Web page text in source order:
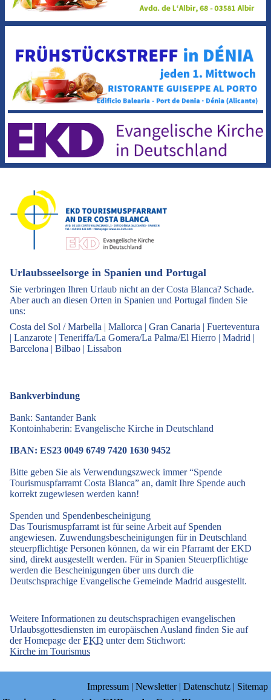
Urlaubsseelsorge in Spanien und Portugal
Sie verbringen Ihren Urlaub nicht an der Costa Blanca? Schade.
Aber auch an diesen Orten in Spanien und Portugal finden Sie
uns:
Costa del Sol / Marbella | Mallorca | Gran Canaria | Fuerteventura
| Lanzarote | Teneriffa/La Gomera/La Palma/El Hierro | Madrid |
Barcelona | Bilbao | Lissabon
Bankverbindung
Bank: Santander Bank
Kontoinhaberin: Evangelische Kirche in Deutschland
IBAN: ES23 0049 6749 7420 1630 9452
Bitte geben Sie als Verwendungszweck immer “Spende
Tourismuspfarramt Costa Blanca” an, damit Ihre Spende auch
korrekt zugewiesen werden kann!
Spenden und Spendenbescheinigung
Das Tourismuspfarramt ist für seine Arbeit auf Spenden
angewiesen. Zuwendungsbescheinigungen für in Deutschland
steuerpflichtige Personen können, da wir ein Pfarramt der EKD
sind, direkt ausgestellt werden. Für in Spanien Steuerpflichtige
werden die Bescheinigungen über uns durch die
Deutschsprachige Evangelische Gemeinde Madrid ausgestellt.
Weitere Informationen zu deutschsprachigen evangelischen
Urlaubsgottesdiensten im europäischen Ausland finden Sie auf
der Homepage derEKD unter dem Stichwort:
Kirche im Tourismus
Impressum | Newsletter| Datenschutz | Sitemap